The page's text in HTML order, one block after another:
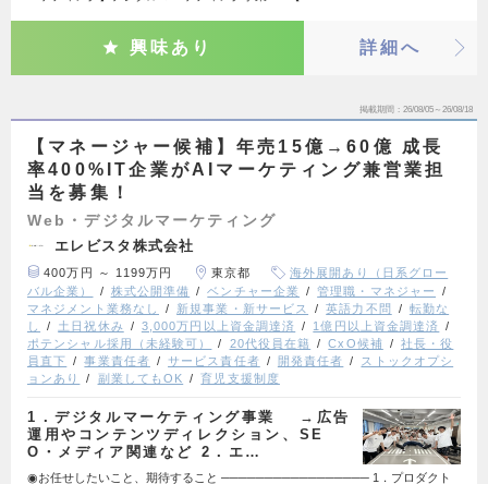
興味あり 詳細へ
掲載期間 26/08/05～26/08/18
【マネージャー候補】年売15億→60億 成長
率400%IT企業がAIマーケティング兼営業担
当を募集！
Web・デジタルマーケティング
エレビスタ株式会社
400万円 ～ 1199万円 東京都
海外展開あり（日系グロー
バル企業）
株式公開準備 ベンチャー企業
管理職・マネジャー
マネジメント業務なし
新規事業・新サービス 英語力不問
転勤な
し
土日祝休み 3,000万円以上資金調達済
1億円以上資金調達済
ポテンシャル採用（未経験可）
20代役員在籍 CxO候補
社長・役
員直下
事業責任者 サービス責任者 開発責任者
ストックオプシ
ョンあり
副業してもOK 育児支援制度
1．デジタルマーケティング事業 →広告
運用やコンテンツディレクション、SE
O・メディア関連など 2．エ…
◉お任せしたいこと、期待すること ───────────────── 1．プロダクト